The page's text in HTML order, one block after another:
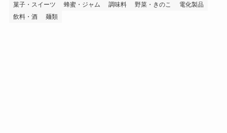
菓子・スイーツ
蜂蜜・ジャム 調味料 野菜・きのこ
電化製品
飲料・酒
麺類